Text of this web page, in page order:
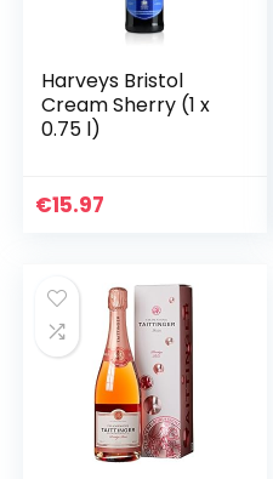
Harveys Bristol
Cream Sherry (1 x
0.75 l)
€15.97